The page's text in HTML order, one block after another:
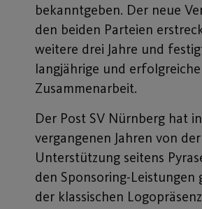
bekanntgeben. Der neue
den beiden Parteien
weitere drei Jahre und
langjährige und erfolgreiche
Zusammenarbeit.
Der Post SV Nürnberg hat
vergangenen Jahren von
Unterstützung seitens
den Sponsoring-Leistungen
der klassischen